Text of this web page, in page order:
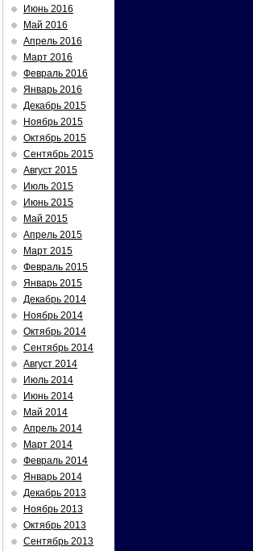
Июнь 2016
Май 2016
Апрель 2016
Март 2016
Февраль 2016
Январь 2016
Декабрь 2015
Ноябрь 2015
Октябрь 2015
Сентябрь 2015
Август 2015
Июль 2015
Июнь 2015
Май 2015
Апрель 2015
Март 2015
Февраль 2015
Январь 2015
Декабрь 2014
Ноябрь 2014
Октябрь 2014
Сентябрь 2014
Август 2014
Июль 2014
Июнь 2014
Май 2014
Апрель 2014
Март 2014
Февраль 2014
Январь 2014
Декабрь 2013
Ноябрь 2013
Октябрь 2013
Сентябрь 2013